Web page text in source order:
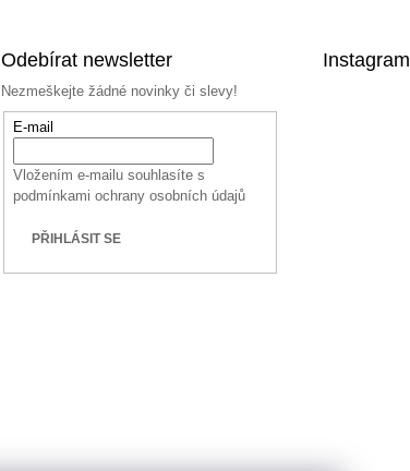
Odebírat newsletter
Nezmeškejte žádné novinky či slevy!
E-mail
Vložením e-mailu souhlasíte s
podmínkami ochrany osobních údajů
PŘIHLÁSIT SE
Instagram